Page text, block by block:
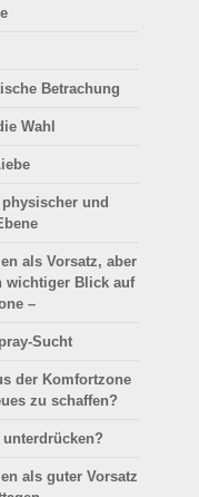
Betrachung
Wahl
und
als Vorsatz, aber
wichtiger Blick auf
–
Sucht
der Komfortzone
zu schaffen?
als guter Vorsatz